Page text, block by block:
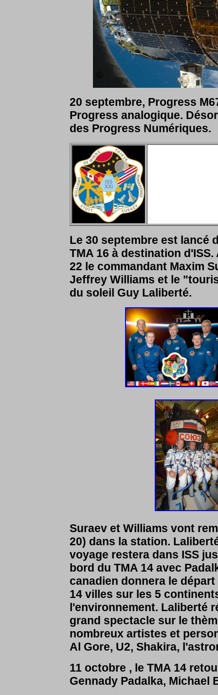
20 septembre, Progress
Progress analogique.
des Progress Numériques.
Le 30 septembre est lancé
TMA 16 à destination
22 le commandant Maxim
Jeffrey Williams et le
du soleil Guy Laliberté.
Suraev et Williams vont
20) dans la station.
voyage restera dans ISS
bord du TMA 14 avec
canadien donnera le
14 villes sur les 5
l'environnement. Laliberté
grand spectacle sur le
nombreux artistes et
Al Gore, U2, Shakira,
11 octobre , le TMA 14
Gennady Padalka, Michael